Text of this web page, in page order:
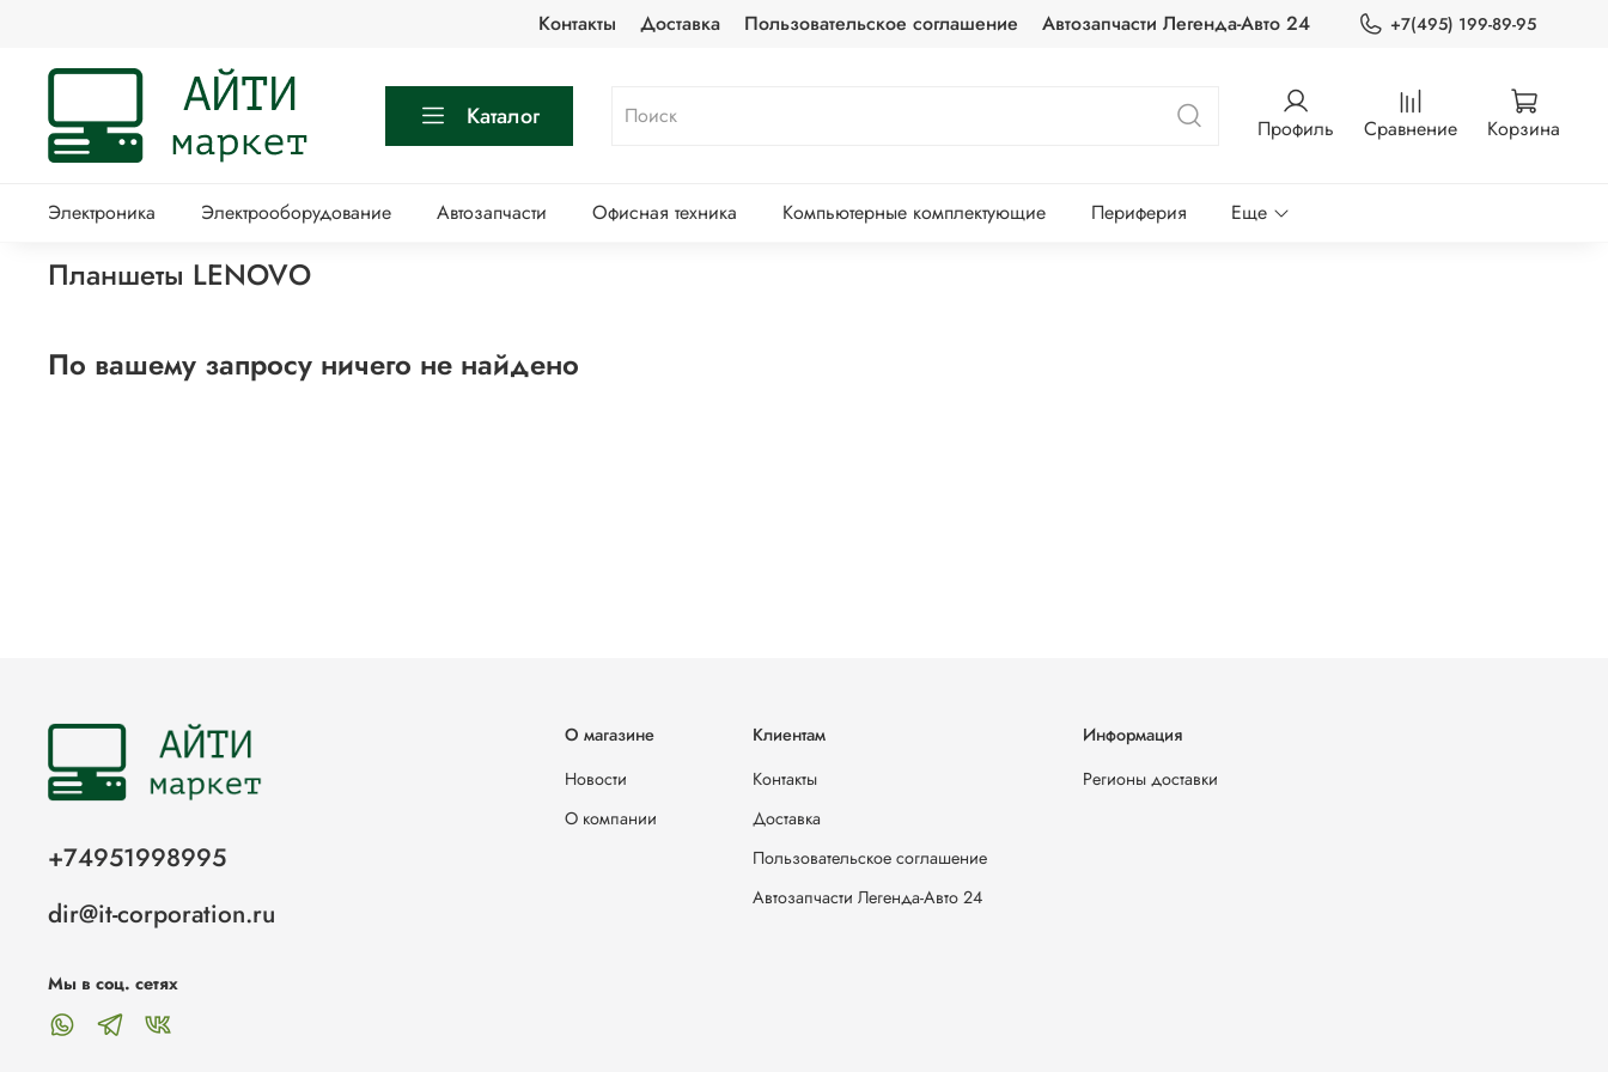
Контакты Доставка Пользовательское соглашение Автозапчасти Легенда-Авто 24 +7(495) 199-89-95
Каталог Профиль Сравнение Корзина
Электроника Электрооборудование Автозапчасти Офисная техника Компьютерные комплектующие Периферия Еще
Планшеты LENOVO
По вашему запросу ничего не найдено
О магазине
Новости
О компании
Клиентам
Контакты
Доставка
Пользовательское соглашение
Автозапчасти Легенда-Авто 24
Информация
Регионы доставки
+74951998995
dir@it-corporation.ru
Мы в соц. сетях